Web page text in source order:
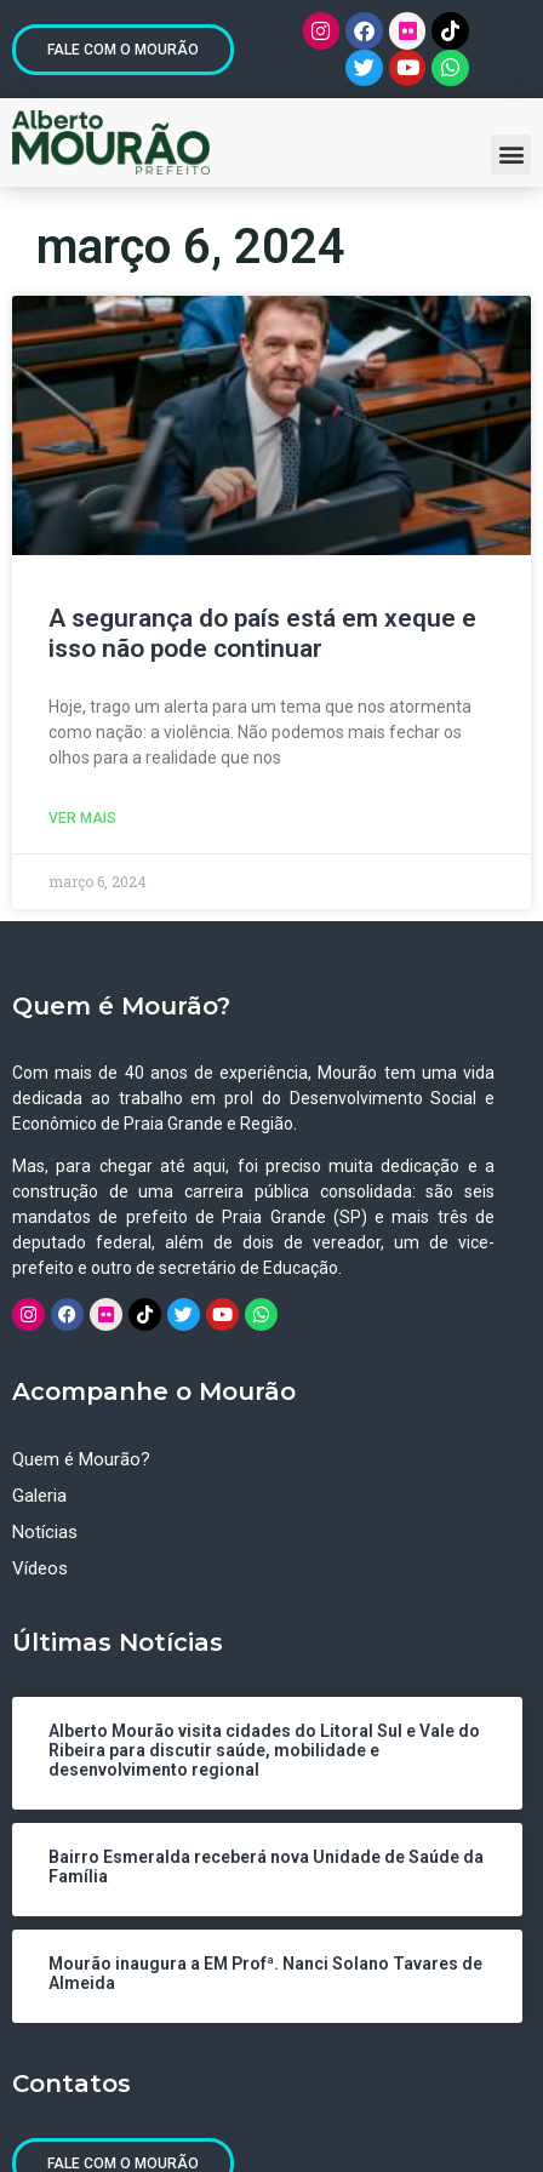
FALE COM O MOURÃO
março 6, 2024
A segurança do país está em xeque e
isso não pode continuar
Hoje, trago um alerta para um tema que nos atormenta
como nação: a violência. Não podemos mais fechar os
olhos para a realidade que nos
VER MAIS
março 6, 2024
Quem é Mourão?
Com mais de 40 anos de experiência, Mourão tem uma vida
dedicada ao trabalho em prol do Desenvolvimento Social e
Econômico de Praia Grande e Região.
Mas, para chegar até aqui, foi preciso muita dedicação e a
construção de uma carreira pública consolidada: são seis
mandatos de prefeito de Praia Grande (SP) e mais três de
deputado federal, além de dois de vereador, um de vice-
prefeito e outro de secretário de Educação.
Acompanhe o Mourão
Quem é Mourão?
Galeria
Notícias
Vídeos
Últimas Notícias
Alberto Mourão visita cidades do Litoral Sul e Vale do
Ribeira para discutir saúde, mobilidade e
desenvolvimento regional
Bairro Esmeralda receberá nova Unidade de Saúde da
Família
Mourão inaugura a EM Profª. Nanci Solano Tavares de
Almeida
Contatos
FALE COM O MOURÃO